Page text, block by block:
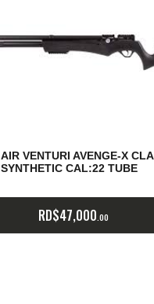
AIR VENTURI AVENGE-X
SYNTHETIC CAL:22 TUBE
RD$47,000 00